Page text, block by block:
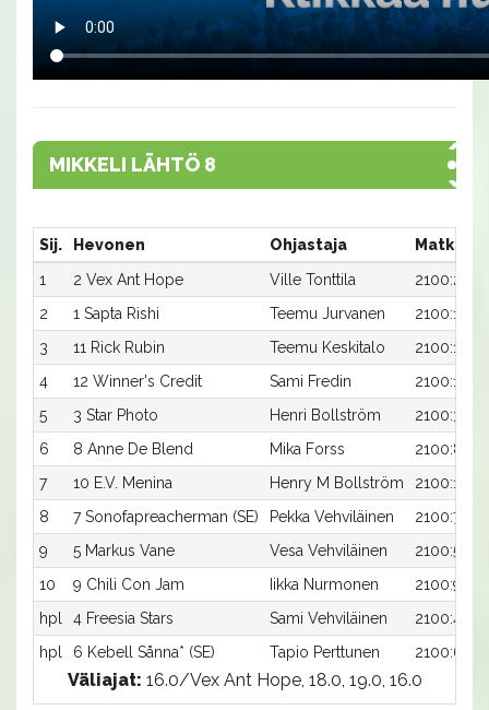
MIKKELI LÄHTÖ 8
Sij. Hevonen Ohjastaja
1
2 Vex Ant Hope Ville Tonttila
2100:2
2
1 Sapta Rishi Teemu Jurvanen
2100:1
3
11 Rick Rubin Teemu Keskitalo
2100:11
4
12 Winner's Credit Sami Fredin
2100:12
5
3 Star Photo Henri Bollström
2100:3
6
8 Anne De Blend Mika Forss
2100:8
7
10 E.V. Menina Henry M Bollström
2100:10
8
7 Sonofapreacherman (SE) Pekka Vehviläinen
2100:7
9
5 Markus Vane Vesa Vehviläinen
2100:5
10
9 Chili Con Jam Iikka Nurmonen
2100:9
hpl
4 Freesia Stars Sami Vehviläinen
2100:4
hpl
6 Kebell Sånna* (SE) Tapio Perttunen 2100:6
Väliajat: 16.0/Vex Ant Hope, 18.0, 19.0, 16.0